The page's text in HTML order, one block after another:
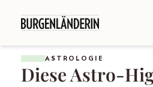
ASTROLOGIE
Diese Astro-